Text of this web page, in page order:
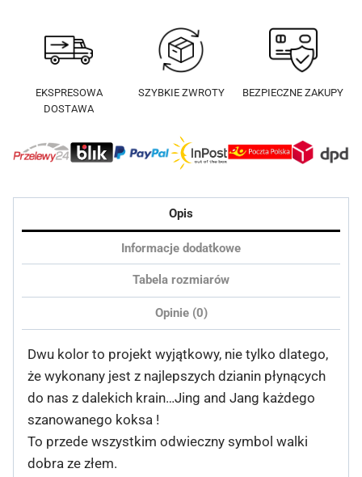
EKSPRESOWA
DOSTAWA
SZYBKIE ZWROTY BEZPIECZNE ZAKUPY
Opis
Informacje dodatkowe
Tabela rozmiarów
Opinie (0)
Dwu kolor to projekt wyjątkowy, nie tylko dlatego,
że wykonany jest z najlepszych dzianin płynących
do nas z dalekich krain…Jing and Jang każdego
szanowanego koksa !
To przede wszystkim odwieczny symbol walki
dobra ze złem.